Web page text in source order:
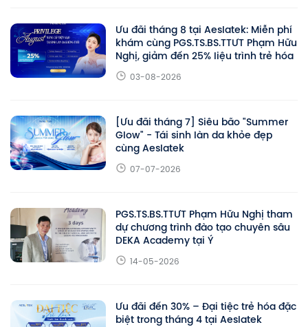
Ưu đãi tháng 8 tại Aeslatek: Miễn phí
khám cùng PGS.TS.BS.TTƯT Phạm Hữu
Nghị, giảm đến 25% liệu trình trẻ hóa
03-08-2026
[Ưu đãi tháng 7] Siêu bão "Summer
Glow" - Tái sinh làn da khỏe đẹp
cùng Aeslatek
07-07-2026
PGS.TS.BS.TTƯT Phạm Hữu Nghị tham
dự chương trình đào tạo chuyên sâu
DEKA Academy tại Ý
14-05-2026
Ưu đãi đến 30% – Đại tiệc trẻ hóa đặc
biệt trong tháng 4 tại Aeslatek